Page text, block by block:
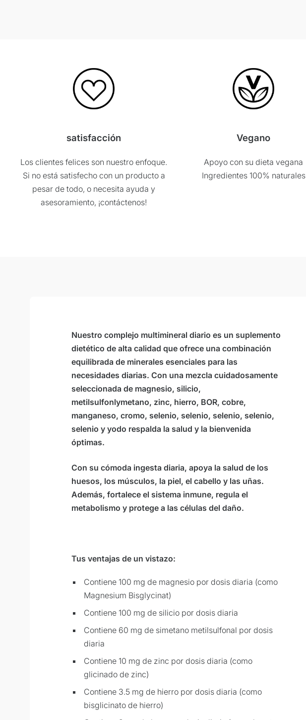
Suplemento dietético:
O simplemente sobre nuestros +victilabs Formulario de contacto
para contactar.
satisfacción
Los clientes felices son nuestro enfoque.
Si no está satisfecho con un producto a
pesar de todo, o necesita ayuda y
asesoramiento, ¡contáctenos!
Vegano
Apoyo con su dieta vegana
Ingredientes 100% naturales
Nuestro complejo multimineral diario es un suplemento
dietético de alta calidad que ofrece una combinación
equilibrada de minerales esenciales para las
necesidades diarias. Con una mezcla cuidadosamente
seleccionada de magnesio, silicio,
metilsulfonlymetano, zinc, hierro, BOR, cobre,
manganeso, cromo, selenio, selenio, selenio, selenio,
selenio y yodo respalda la salud y la bienvenida
óptimas.
Con su cómoda ingesta diaria, apoya la salud de los
huesos, los músculos, la piel, el cabello y las uñas.
Además, fortalece el sistema inmune, regula el
metabolismo y protege a las células del daño.
Tus ventajas de un vistazo:
Contiene 100 mg de magnesio por dosis diaria (como
Magnesium Bisglycinat)
Contiene 100 mg de silicio por dosis diaria
Contiene 60 mg de simetano metilsulfonal por dosis
diaria
Contiene 10 mg de zinc por dosis diaria (como
glicinado de zinc)
Contiene 3.5 mg de hierro por dosis diaria (como
bisglicinato de hierro)